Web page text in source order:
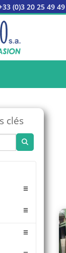
(0)3 20 25 49 49
clés